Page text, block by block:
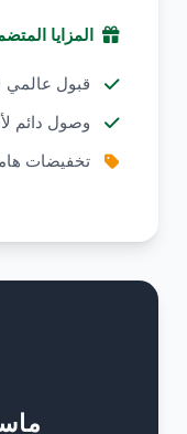
المزايا
قبول عالمي
وصول دائم
تخفيضات